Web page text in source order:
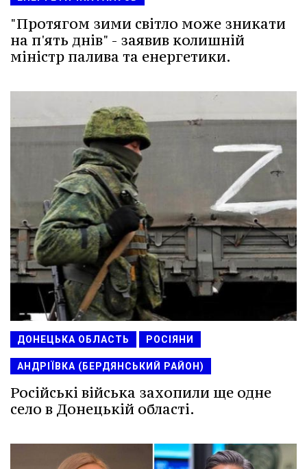
"Протягом зими світло може зникати
на п'ять днів" - заявив колишній
міністр палива та енергетики.
ДОНЕЦЬКА ОБЛАСТЬ РОСІЯНИ
АНДРІЇВКА (БЕРДЯНСЬКИЙ РАЙОН)
Російські війська захопили ще одне
село в Донецькій області.